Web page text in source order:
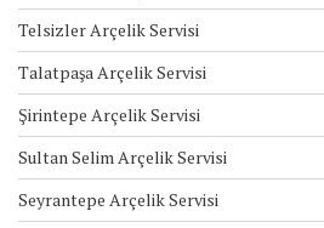
Telsizler Arçelik Servisi
Talatpaşa Arçelik Servisi
Şirintepe Arçelik Servisi
Sultan Selim Arçelik Servisi
Seyrantepe Arçelik Servisi